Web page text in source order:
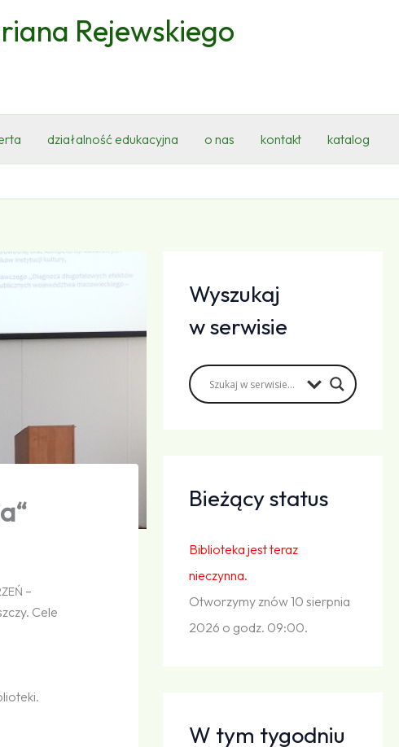
Rejewskiego
działalność edukacyjna o nas kontakt katalog
–
Cele
Wyszukaj
w serwisie
Bieżący status
Biblioteka jest teraz
nieczynna.
Otworzymy znów 10 sierpnia
2026 o godz. 09:00.
W tym tygodniu